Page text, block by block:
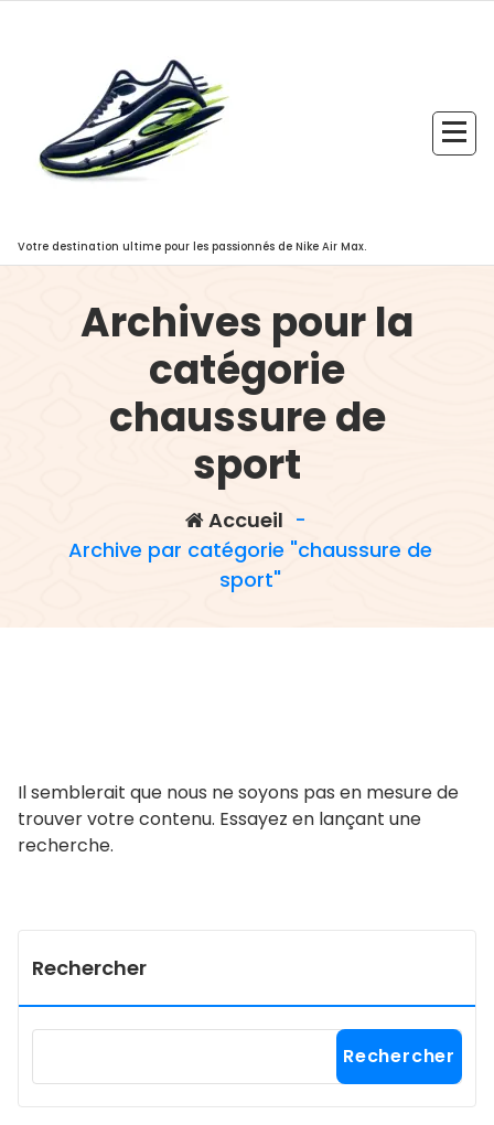
Votre destination ultime pour les passionnés de Nike Air Max.
Archives pour la
catégorie
chaussure de
sport
Accueil -
Archive par catégorie "chaussure de
sport"
Il semblerait que nous ne soyons pas en mesure de
trouver votre contenu. Essayez en lançant une
recherche.
Rechercher
Rechercher